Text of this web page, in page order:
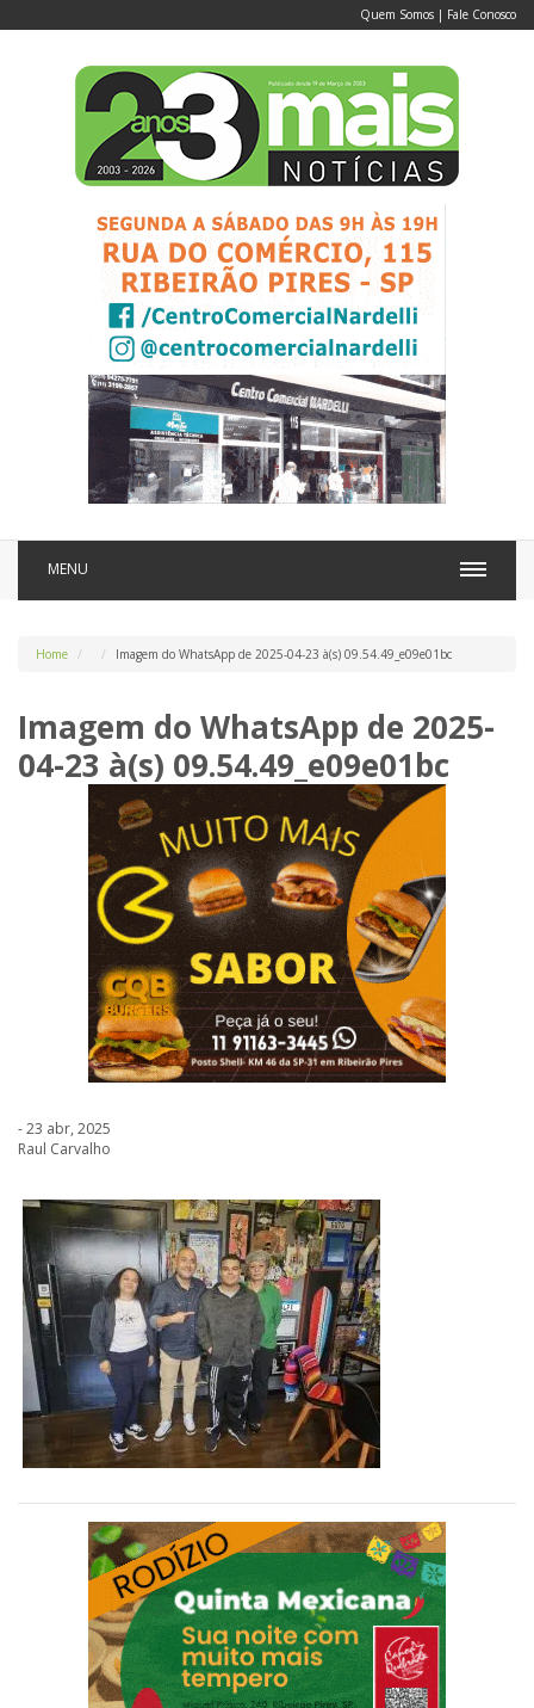
Quem Somos | Fale Conosco
MENU
Home Imagem do WhatsApp de 2025-04-23 à(s) 09.54.49_e09e01bc
Imagem do WhatsApp de 2025-
04-23 à(s) 09.54.49_e09e01bc
- 23 abr, 2025
Raul Carvalho